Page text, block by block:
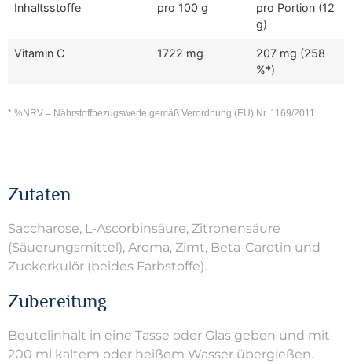
Inhaltsstoffe pro 100 g
pro Portion (12
g)
Vitamin C 1722 mg
207 mg (258
%*)
* %NRV = Nährstoffbezugswerte gemäß Verordnung (EU) Nr. 1169/2011
Zutaten
Saccharose, L-Ascorbinsäure, Zitronensäure
(Säuerungsmittel), Aroma, Zimt, Beta-Carotin und
Zuckerkulör (beides Farbstoffe).
Zubereitung
Beutelinhalt in eine Tasse oder Glas geben und mit
200 ml kaltem oder heißem Wasser übergießen.